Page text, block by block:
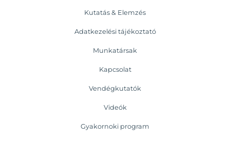
Kutatás & Elemzés
Adatkezelési tájékoztató
Munkatársak
Kapcsolat
Vendégkutatók
Videók
Gyakornoki program